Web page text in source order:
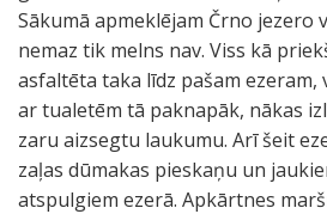
Sākumā apmeklējam Črno jezero
nemaz tik melns nav. Viss kā
asfaltēta taka līdz pašam
ar tualetēm tā paknapāk, nākas
zaru aizsegtu laukumu. Arī šeit
zaļas dūmakas pieskaņu un
atspulgiem ezerā. Apkārtnes